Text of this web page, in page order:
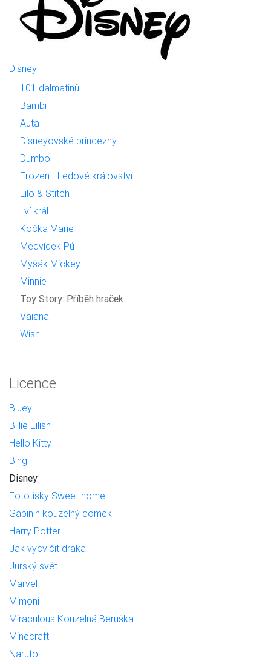
Disney
101 dalmatinů
Bambi
Auta
Disneyovské princezny
Dumbo
Frozen - Ledové království
Lilo & Stitch
Lví král
Kočka Marie
Medvídek Pú
Myšák Mickey
Minnie
Toy Story: Příběh hraček
Vaiana
Wish
Licence
Bluey
Billie Eilish
Hello Kitty
Bing
Disney
Fototisky Sweet home
Gábinin kouzelný domek
Harry Potter
Jak vycvičit draka
Jurský svět
Marvel
Mimoni
Miraculous Kouzelná Beruška
Minecraft
Naruto